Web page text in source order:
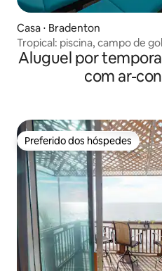
Casa ⋅ Bradenton
Tropical: piscina, campo de
Aluguel por
com ar-
Preferido dos hóspedes
Preferido dos hóspedes